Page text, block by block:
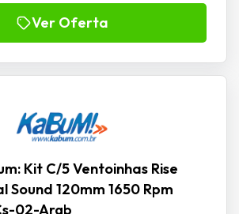
Ver Oferta
Kit C/5 Ventoinhas Rise
Sound 120mm 1650 Rpm
02-Argb